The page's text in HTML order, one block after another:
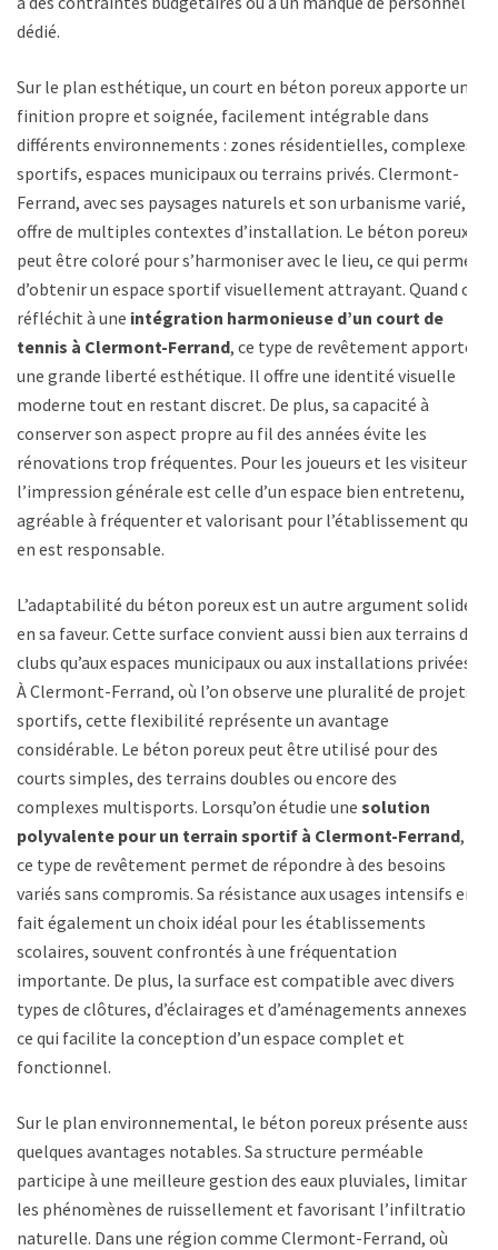
dédié.
Sur le plan esthétique, un court en béton poreux apporte une
finition propre et soignée, facilement intégrable dans
différents environnements : zones résidentielles, complexes
sportifs, espaces municipaux ou terrains privés. Clermont-
Ferrand, avec ses paysages naturels et son urbanisme varié,
offre de multiples contextes d’installation. Le béton poreux
peut être coloré pour s’harmoniser avec le lieu, ce qui permet
d’obtenir un espace sportif visuellement attrayant. Quand on
réfléchit à une intégration harmonieuse d’un court de
tennis à Clermont-Ferrand, ce type de revêtement apporte
une grande liberté esthétique. Il offre une identité visuelle
moderne tout en restant discret. De plus, sa capacité à
conserver son aspect propre au fil des années évite les
rénovations trop fréquentes. Pour les joueurs et les visiteurs,
l’impression générale est celle d’un espace bien entretenu,
agréable à fréquenter et valorisant pour l’établissement qui
en est responsable.
L’adaptabilité du béton poreux est un autre argument solide
en sa faveur. Cette surface convient aussi bien aux terrains de
clubs qu’aux espaces municipaux ou aux installations privées.
À Clermont-Ferrand, où l’on observe une pluralité de projets
sportifs, cette flexibilité représente un avantage
considérable. Le béton poreux peut être utilisé pour des
courts simples, des terrains doubles ou encore des
complexes multisports. Lorsqu’on étudie une solution
polyvalente pour un terrain sportif à Clermont-Ferrand,
ce type de revêtement permet de répondre à des besoins
variés sans compromis. Sa résistance aux usages intensifs en
fait également un choix idéal pour les établissements
scolaires, souvent confrontés à une fréquentation
importante. De plus, la surface est compatible avec divers
types de clôtures, d’éclairages et d’aménagements annexes,
ce qui facilite la conception d’un espace complet et
fonctionnel.
Sur le plan environnemental, le béton poreux présente aussi
quelques avantages notables. Sa structure perméable
participe à une meilleure gestion des eaux pluviales, limitant
les phénomènes de ruissellement et favorisant l’infiltration
naturelle. Dans une région comme Clermont-Ferrand, où